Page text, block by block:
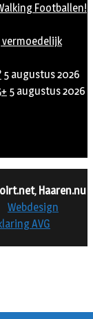
Footballen!
5 augustus 2026
5 augustus 2026
, Haaren.nu
Webdesign
AVG